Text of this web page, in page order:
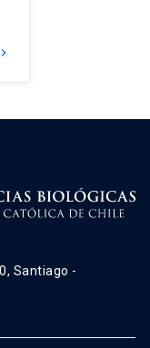
keyboard_arrow_right
Santiago -